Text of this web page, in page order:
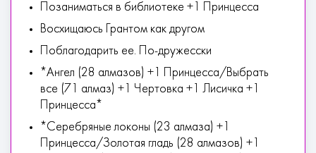
Позаниматься в библиотеке +1 Принцесса
Восхищаюсь Грантом как другом
Поблагодарить ее. По-дружесски
*Ангел (28 алмазов) +1 Принцесса/Выбрать
все (71 алмаз) +1 Чертовка +1 Лисичка +1
Принцесса*
*Серебряные локоны (23 алмаза) +1
Принцесса/Золотая гладь (28 алмазов) +1